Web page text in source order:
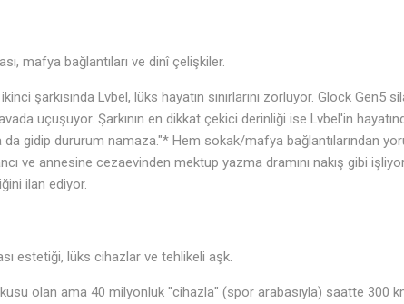
mafya bağlantıları ve dinî çelişkiler.
şarkısında Lvbel, lüks hayatın sınırlarını zorluyor. Glock Gen5
uçuşuyor. Şarkının en dikkat çekici derinliği ise Lvbel'in
gidip dururum namaza."* Hem sokak/mafya bağlantılarından
ve annesine cezaevinden mektup yazma dramını nakış gibi
ilan ediyor.
estetiği, lüks cihazlar ve tehlikeli aşk.
olan ama 40 milyonluk "cihazla" (spor arabasıyla) saatte 300